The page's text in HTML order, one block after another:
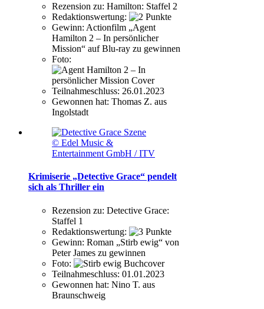
Rezension zu: Hamilton: Staffel 2
Redaktionswertung:
Gewinn: Actionfilm „Agent
Hamilton 2 – In persönlicher
Mission“ auf Blu-ray zu gewinnen
Foto:
Teilnahmeschluss: 26.01.2023
Gewonnen hat: Thomas Z. aus
Ingolstadt
© Edel Music &
Entertainment GmbH / ITV
Krimiserie „Detective Grace“ pendelt
sich als Thriller ein
Rezension zu: Detective Grace:
Staffel 1
Redaktionswertung:
Gewinn: Roman „Stirb ewig“ von
Peter James zu gewinnen
Foto:
Teilnahmeschluss: 01.01.2023
Gewonnen hat: Nino T. aus
Braunschweig